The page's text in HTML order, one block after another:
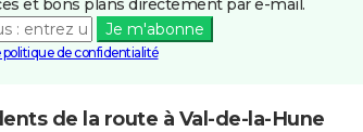
et bons plans directement par e-mail.
Je m'abonne
politique de confidentialité
de la route à Val-de-la-Hune